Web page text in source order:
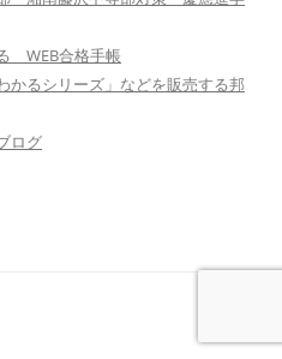
WEB合格手帳
かるシリーズ」などを販売する邦
ログ